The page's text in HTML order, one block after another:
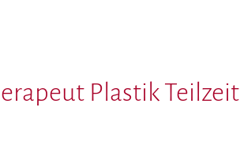
Plastik Teilzeit